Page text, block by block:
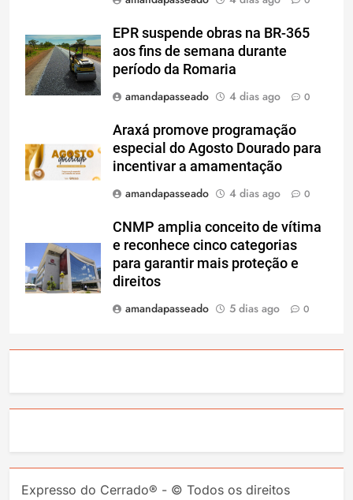
EPR suspende obras na BR-365
aos fins de semana durante
período da Romaria
amandapasseado
4 dias ago 0
Araxá promove programação
especial do Agosto Dourado para
incentivar a amamentação
amandapasseado
4 dias ago 0
CNMP amplia conceito de vítima
e reconhece cinco categorias
para garantir mais proteção e
direitos
amandapasseado
5 dias ago 0
Expresso do Cerrado® - © Todos os direitos